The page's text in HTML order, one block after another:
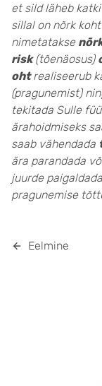
et sild läheb
sillal on nõrk
nimetatakse
risk(tõenäosus)
ohtrealiseerub
(pragunemist)
tekitada Sulle
ärahoidmiseks
saab vähendada
ära parandada
juurde
pragunemise
Eelmine